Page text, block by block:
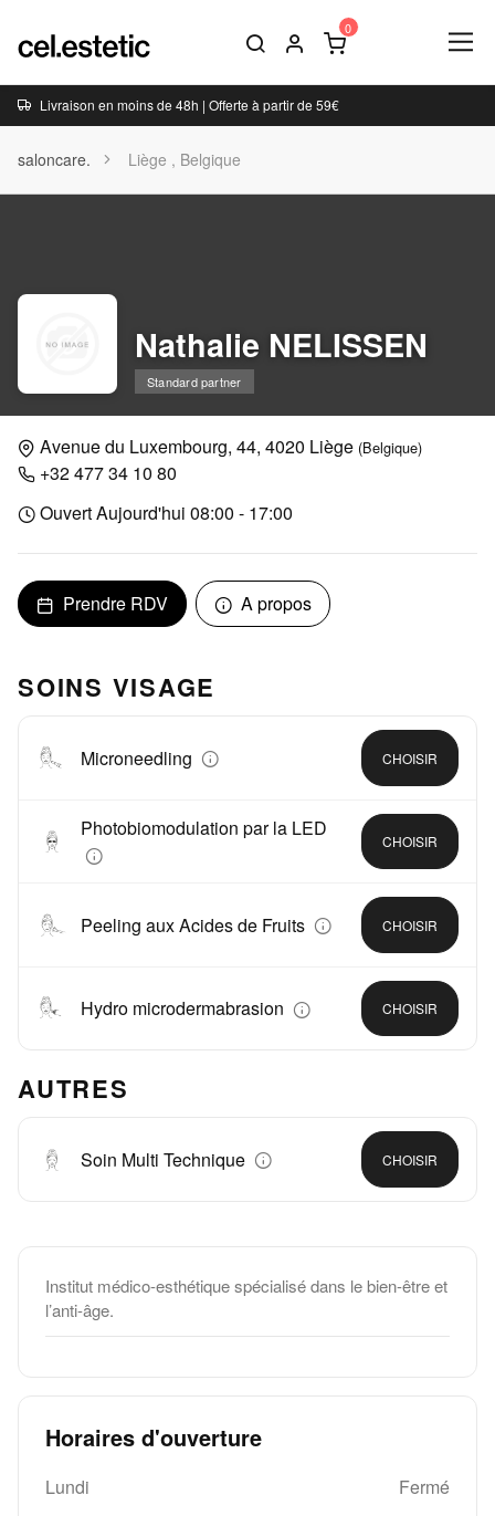
Livraison en moins de 48h | Offerte à partir de 59€
saloncare. Liège , Belgique
Nathalie NELISSEN
Standard partner
Avenue du Luxembourg, 44, 4020 Liège (Belgique)
+32 477 34 10 80
Ouvert Aujourd'hui 08:00 - 17:00
Prendre RDV A propos
SOINS VISAGE
Microneedling CHOISIR
Photobiomodulation par la LED
CHOISIR
Peeling aux Acides de Fruits CHOISIR
Hydro microdermabrasion CHOISIR
AUTRES
Soin Multi Technique CHOISIR
Institut médico-esthétique spécialisé dans le bien-être et
l’anti-âge.
Horaires d'ouverture
Lundi
Fermé